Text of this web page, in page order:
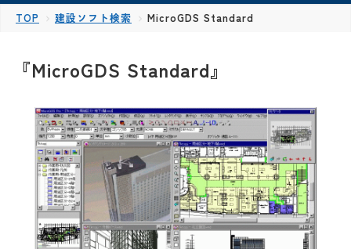
TOP 建設ソフト検索 MicroGDS Standard
『MicroGDS Standard』